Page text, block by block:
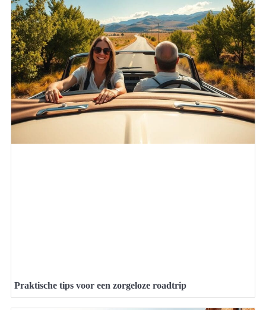
Praktische tips voor een zorgeloze roadtrip